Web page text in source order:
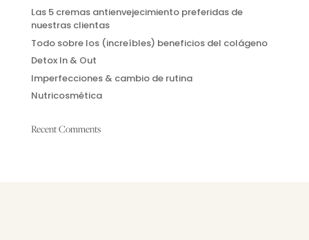
Las 5 cremas antienvejecimiento preferidas de
nuestras clientas
Todo sobre los (increíbles) beneficios del colágeno
Detox In & Out
Imperfecciones & cambio de rutina
Nutricosmética
Recent Comments